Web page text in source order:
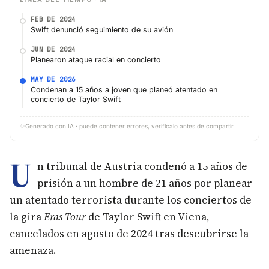
FEB DE 2024
Swift denunció seguimiento de su avión
JUN DE 2024
Planearon ataque racial en concierto
MAY DE 2026
Condenan a 15 años a joven que planeó atentado en
concierto de Taylor Swift
✨ Generado con IA · puede contener errores, verifícalo antes de compartir.
U n tribunal de Austria condenó a 15 años de
prisión a un hombre de 21 años por planear
un atentado terrorista durante los conciertos de
la giraEras Tourde Taylor Swift en Viena,
cancelados en agosto de 2024 tras descubrirse la
amenaza.